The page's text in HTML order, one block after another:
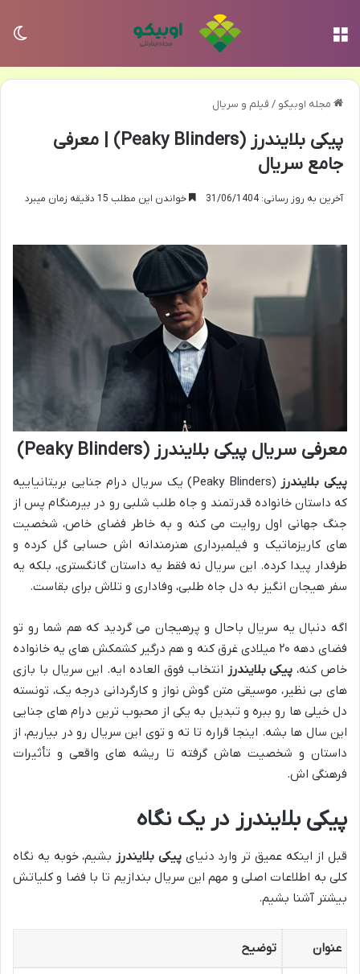
مجله اوبیکو / فیلم و سریال
پیکی بلایندرز (Peaky Blinders) | معرفی
جامع سریال
آخرین به روز رسانی: 31/06/1404 خواندن این مطلب 15 دقیقه زمان میبرد
معرفی سریال پیکی بلایندرز (Peaky Blinders)
پیکی بلایندرز
(Peaky Blinders) یک سریال درام جنایی بریتانیاییه
که داستان خانواده قدرتمند و جاه طلب شلبی رو در بیرمنگام پس از
جنگ جهانی اول روایت می کنه و به خاطر فضای خاص، شخصیت
های کاریزماتیک و فیلمبرداری هنرمندانه اش حسابی گل کرده و
طرفدار پیدا کرده. این سریال نه فقط یه داستان گانگستری، بلکه یه
سفر هیجان انگیز به دل جاه طلبی، وفاداری و تلاش برای بقاست.
اگه دنبال یه سریال باحال و پرهیجان می گردید که هم شما رو تو
فضای دهه ۲۰ میلادی غرق کنه و هم درگیر کشمکش های یه خانواده
خاص کنه، پیکی بلایندرز انتخاب فوق العاده ایه. این سریال با بازی
های بی نظیر، موسیقی متن گوش نواز و کارگردانی درجه یک، تونسته
دل خیلی ها رو ببره و تبدیل به یکی از محبوب ترین درام های جنایی
این سال ها بشه. اینجا قراره تا ته و توی این سریال رو در بیاریم، از
داستان و شخصیت هاش گرفته تا ریشه های واقعی و تأثیرات
فرهنگی اش.
پیکی بلایندرز در یک نگاه
قبل از اینکه عمیق تر وارد دنیایپیکی بلایندرز بشیم، خوبه یه نگاه
کلی به اطلاعات اصلی و مهم این سریال بندازیم تا با فضا و کلیاتش
بیشتر آشنا بشیم.
عنوان توضیح